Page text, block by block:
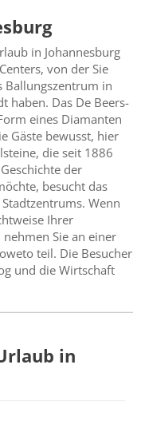
in Johannesburg
von der Sie
Ballungszentrum in
haben. Das De Beers-
eines Diamanten
Gäste bewusst, hier
die seit 1886
der
besucht das
Wenn
Ihrer
Sie an einer
teil. Die Besucher
und die Wirtschaft
in